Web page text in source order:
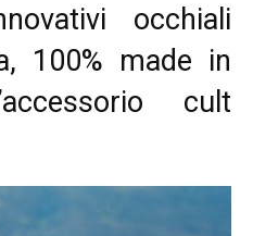
occhiali
100% made in
cult